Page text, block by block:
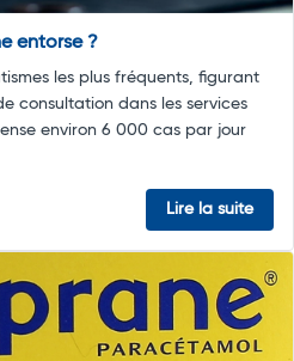
entorse ?
les plus fréquents, figurant
consultation dans les services
environ 6 000 cas par jour
Lire la suite